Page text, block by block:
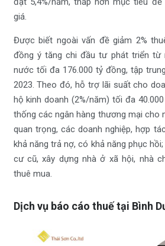
giá.
Được biết ngoài vấn đề giảm 2%
đồng ý tăng chi đầu tư phát triển từ
nước tối đa 176.000 tỷ đồng, tập
2023. Theo đó, hỗ trợ lãi suất cho
hộ kinh doanh (2%/năm) tối đa
thống các ngân hàng thương mại cho
quan trọng, các doanh nghiệp, hợp
khả năng trả nợ, có khả năng phục
cư cũ, xây dựng nhà ở xã hội, nhà
thuê mua.
Dịch vụ báo cáo thuế tại Bình